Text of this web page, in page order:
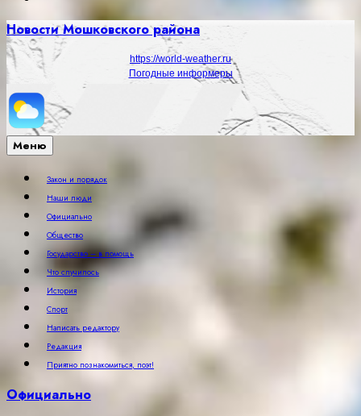
Новости Мошковского района
https://world-weather.ru
Погодные информеры
Меню
Закон и порядок
Наши люди
Официально
Общество
Государство – в помощь
Что случилось
История
Спорт
Написать редактору
Редакция
Приятно познакомиться, поэт!
Официально